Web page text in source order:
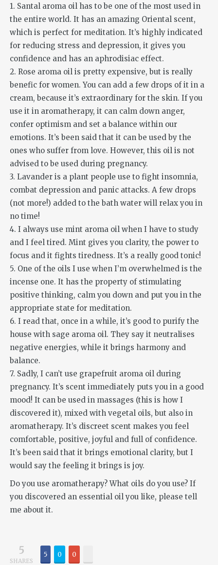
1. Santal aroma oil has to be one of the most used in
the entire world. It has an amazing Oriental scent,
which is perfect for meditation. It’s highly indicated
for reducing stress and depression, it gives you
confidence and has an aphrodisiac effect.
2. Rose aroma oil is pretty expensive, but is really
benefic for women. You can add a few drops of it in a
cream, because it’s extraordinary for the skin. If you
use it in aromatherapy, it can calm down anger,
confer optimism and set a balance within our
emotions. It’s been said that it can be used by the
ones who suffer from love. However, this oil is not
advised to be used during pregnancy.
3. Lavander is a plant people use to fight insomnia,
combat depression and panic attacks. A few drops
(not more!) added to the bath water will relax you in
no time!
4. I always use mint aroma oil when I have to study
and I feel tired. Mint gives you clarity, the power to
focus and it fights tiredness. It’s a really good tonic!
5. One of the oils I use when I’m overwhelmed is the
incense one. It has the property of stimulating
positive thinking, calm you down and put you in the
appropriate state for meditation.
6. I read that, once in a while, it’s good to purify the
house with sage aroma oil. They say it neutralises
negative energies, while it brings harmony and
balance.
7. Sadly, I can’t use grapefruit aroma oil during
pregnancy. It’s scent immediately puts you in a good
mood! It can be used in massages (this is how I
discovered it), mixed with vegetal oils, but also in
aromatherapy. It’s discreet scent makes you feel
comfortable, positive, joyful and full of confidence.
It’s been said that it brings emotional clarity, but I
would say the feeling it brings is joy.
Do you use aromatherapy? What oils do you use? If
you discovered an essential oil you like, please tell
me about it.
5
SHARES
5 0 0